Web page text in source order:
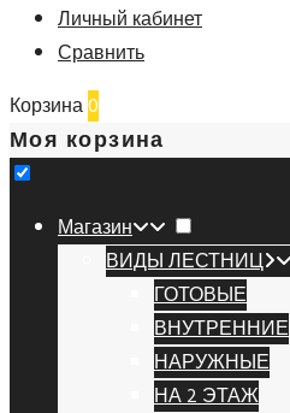
Личный кабинет
Сравнить
Корзина0
Моя корзина
Магазин
ВИДЫ ЛЕСТНИЦ
ГОТОВЫЕ
ВНУТРЕННИЕ
НАРУЖНЫЕ
НА 2 ЭТАЖ